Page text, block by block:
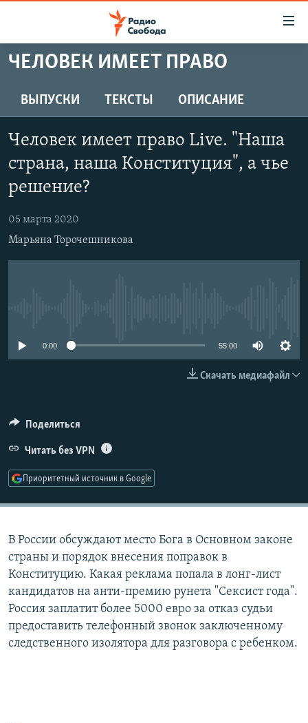
упрощенного
Вернуться
к
основному
Вернутся
навигации
Вернутся
ПОДКАСТЫ
ЦИТАТЫ СВОБОДЫ
МНЕНИЯ
КУЛЬТУРА
IDEL.РЕАЛИИ
КАВКАЗ.РЕАЛИИ
ПОДПИШИТЕСЬ НА РАССЫЛКУ
Все сайты РСЕ/РС
ЧЕЛОВЕК ИМЕЕТ ПРАВО
ВЫПУСКИ ТЕКСТЫ ОПИСАНИЕ
Человек имеет право Live. "Наша
страна, наша Конституция", а чье
решение?
05 марта 2020
Марьяна Торочешникова
0:00 55:00
Скачать медиафайл
Поделиться
Читать без VPN
Приоритетный источник в Google
В России обсуждают место Бога в Основном законе
страны и порядок внесения поправок в
Конституцию. Какая реклама попала в лонг-лист
кандидатов на анти-премию рунета "Сексист года".
Россия заплатит более 5000 евро за отказ судьи
предоставить телефонный звонок заключенному
следственного изолятора для разговора с ребенком.